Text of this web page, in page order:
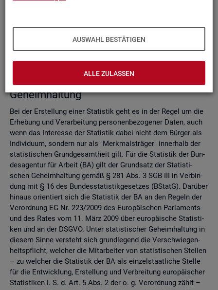
AUSWAHL BESTÄTIGEN
ALLE ZULASSEN
tung
Zell­sper­rungs­ver­fah­ren
Run­dungs­ver­fah­ren
Ver­gleich der Ver­fah­ren
Recht­li­che Grund­la­gen der sta­tis­ti­schen
Ge­heim­hal­tung
Bei der Er­stel­lung einer Sta­tis­tik geht es in der Regel um die
Er­he­bung und Ver­ar­bei­tung per­so­nen­be­zo­ge­ner Daten, auch
wenn das In­ter­es­se der Sta­tis­tik dabei nicht dem Bür­ger als
In­di­vi­du­um, son­dern nur als "Merk­mals­trä­ger" in­ner­halb der
sta­tis­ti­schen Grund­ge­samt­heit gilt. Für die Sta­tis­tik der Bun­
des­agen­tur für Ar­beit (BA) gilt der Grund­satz der Sta­tis­ti­
schen Ge­heim­hal­tung gemäß § 281 Abs. 3 SGB III in Ver­bin­
dung mit § 16 des Bun­des­sta­tis­tik­ge­set­zes (BStatG). Dar­über
hin­aus ori­en­tiert sich die Sta­tis­tik der BA an den Re­geln der
Ver­ord­nung EG Nr. 223/2009 des Eu­ro­päi­schen Par­la­ments
und des Rates vom 11. März 2009 über eu­ro­päi­sche Sta­tis­ti­
ken und an der DSGVO. Unter sta­tis­ti­scher Ge­heim­hal­tung in
die­sem Sinne ver­steht sich grund­le­gend die Ver­schwie­gen­
heits­pflicht, wel­cher die Mit­ar­bei­ter von sta­tis­ti­schen Stel­len
– zu wel­cher die Sta­tis­tik der BA als ein­zel­staat­li­che Stel­le
für die Ent­wick­lung, Er­stel­lung und Ver­brei­tung eu­ro­päi­scher
Sta­tis­ti­ken i. S. d. Art. 5 Abs. 2 der o. g. Ver­ord­nung zählt –